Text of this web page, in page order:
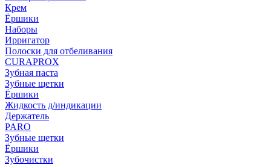
Крем
Ёршики
Наборы
Ирригатор
Полоски для отбеливания
CURAPROX
Зубная паста
Зубные щетки
Ёршики
Жидкость д/индикации
Держатель
PARO
Зубные щетки
Ёршики
Зубочистки